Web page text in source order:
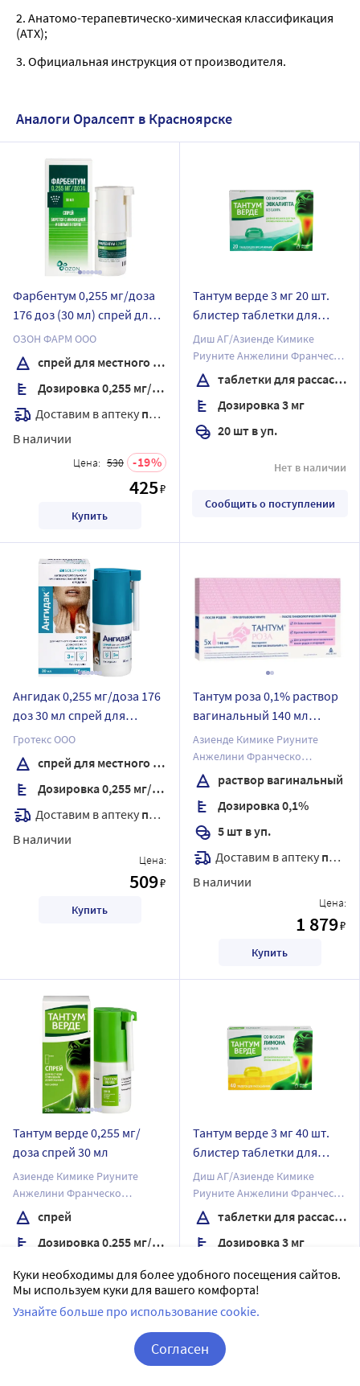
2. Анатомо-терапевтическо-химическая классификация
(ATX);
3. Официальная инструкция от производителя.
Аналоги Оралсепт в Красноярске
Фарбентум 0,255 мг/доза
176 доз (30 мл) спрей для
местного применения
дозированный
ОЗОН ФАРМ ООО
спрей для местного применения
Дозировка 0,255 мг/доза
Доставим в аптеку послезавтра
В наличии
Цена: 530 19
425₽
Купить
Тантум верде 3 мг 20 шт.
блистер таблетки для
рассасывания вкус
эвкалипт
Диш АГ/Азиенде Кимике
Риуните Анжелини Франческо
А.К.Р.А.Ф.С.п.А
таблетки для рассасывания
Дозировка 3 мг
20 шт в уп.
Нет в наличии
Сообщить о поступлении
Ангидак 0,255 мг/доза 176
доз 30 мл спрей для
местного применения
Гротекс ООО
спрей для местного применения
Дозировка 0,255 мг/доза
Доставим в аптеку послезавтра
В наличии
Цена:
509₽
Купить
Тантум роза 0,1% раствор
вагинальный 140 мл
флакон 5 шт.
Азиенде Кимике Риуните
Анжелини Франческо
А.К.Р.А.Ф.С.п.А
раствор вагинальный
Дозировка 0,1%
5 шт в уп.
Доставим в аптеку послезавтра
В наличии
Цена:
1 879₽
Купить
Тантум верде 0,255 мг/
доза спрей 30 мл
Азиенде Кимике Риуните
Анжелини Франческо
А.К.Р.А.Ф.С.п.А
спрей
Дозировка 0,255 мг/доза
Доставим в аптеку послезавтра
В наличии
Цена:
687₽
Тантум верде 3 мг 40 шт.
блистер таблетки для
рассасывания вкус лимон
Диш АГ/Азиенде Кимике
Риуните Анжелини Франческо
А.К.Р.А.Ф.С.п.А
таблетки для рассасывания
Дозировка 3 мг
Сообщить о поступлении
Куки необходимы для более удобного посещения сайтов.
Мы используем куки для вашего комфорта!
Узнайте больше про использование cookie.
Согласен